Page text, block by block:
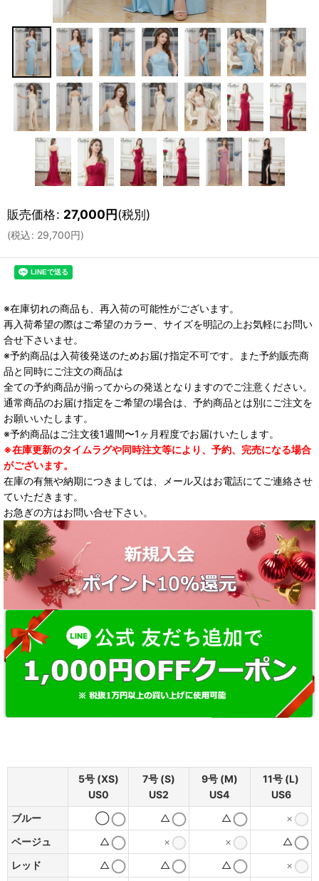
販売価格: 27,000円(税別)
(税込: 29,700円)
※在庫切れの商品も、再入荷の可能性がございます。
再入荷希望の際はご希望のカラー、サイズを明記の上お気軽にお問い
合せ下さいませ。
※予約商品は入荷後発送のためお届け指定不可です。また予約販売商
品と同時にご注文の商品は
全ての予約商品が揃ってからの発送となりますのでご注意ください。
通常商品のお届け指定をご希望の場合は、予約商品とは別にご注文を
お願いいたします。
※予約商品はご注文後1週間〜1ヶ月程度でお届けいたします。
※在庫更新のタイムラグや同時注文等により、予約、完売になる場合
がございます。
在庫の有無や納期につきましては、メール又はお電話にてご連絡させ
ていただきます。
お急ぎの方はお問い合せ下さい。
5号 (XS)
US0
7号 (S)
US2
9号 (M)
US4
11号 (L)
US6
ブルー
◯ △ △
×
ベージュ
△ × ×
△
レッド
△ △ △
×